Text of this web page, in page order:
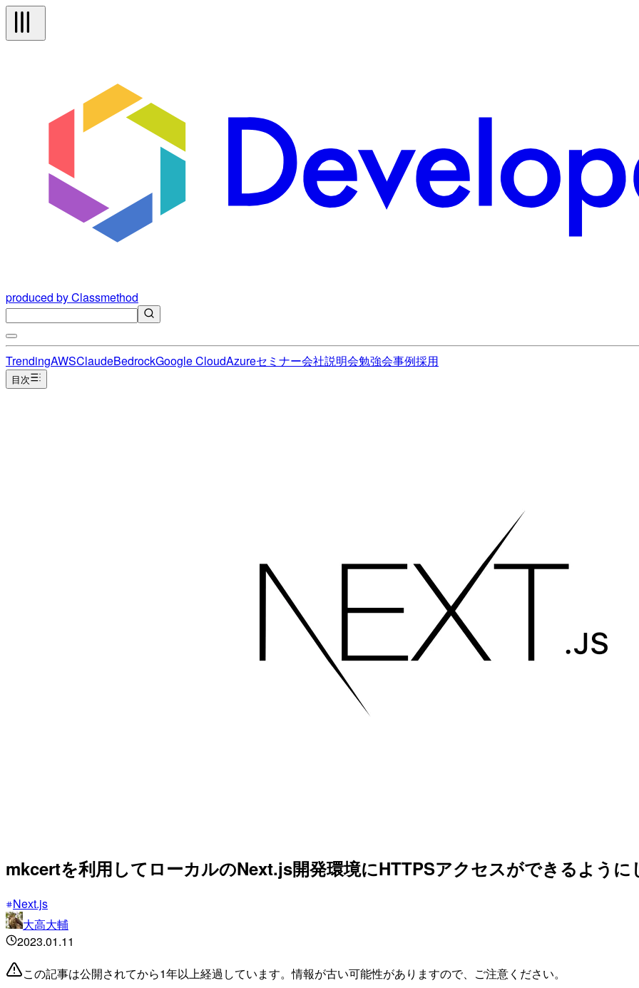
produced by Classmethod
TrendingAWSClaudeBedrockGoogle CloudAzureセミナー会社説明会勉強会事例採用
目次
mkcertを利用してローカルのNext.js開発環境にHTTPSアクセスができるように
Next.js
大高大輔
2023.01.11
この記事は公開されてから1年以上経過しています。情報が古い可能性がありますので、ご注意ください。